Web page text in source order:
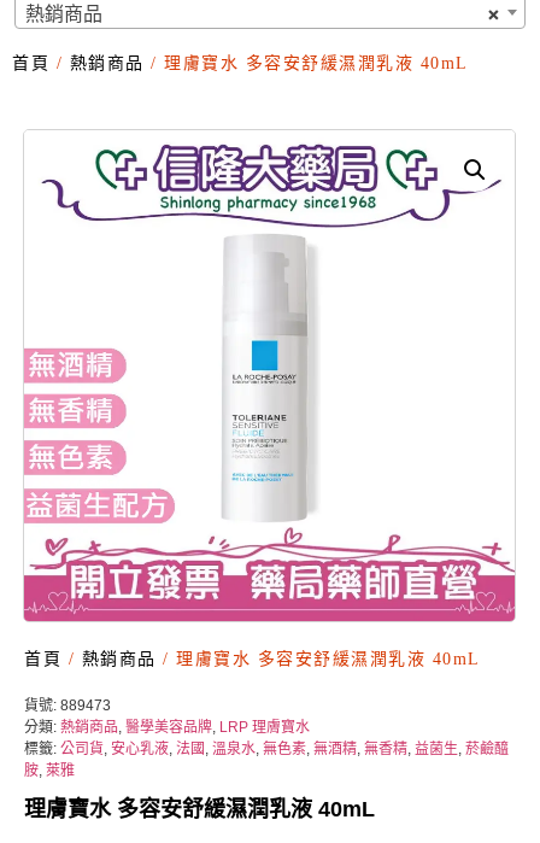
×
熱銷商品
首頁 / 熱銷商品 / 理膚寶水 多容安舒緩濕潤乳液 40mL
首頁 / 熱銷商品 / 理膚寶水 多容安舒緩濕潤乳液 40mL
貨號: 889473
分類: 熱銷商品, 醫學美容品牌, LRP 理膚寶水
標籤: 公司貨, 安心乳液, 法國 , 溫泉水, 無色素, 無酒精, 無香精, 益菌生, 菸鹼醯
胺, 萊雅
理膚寶水 多容安舒緩濕潤乳液 40mL